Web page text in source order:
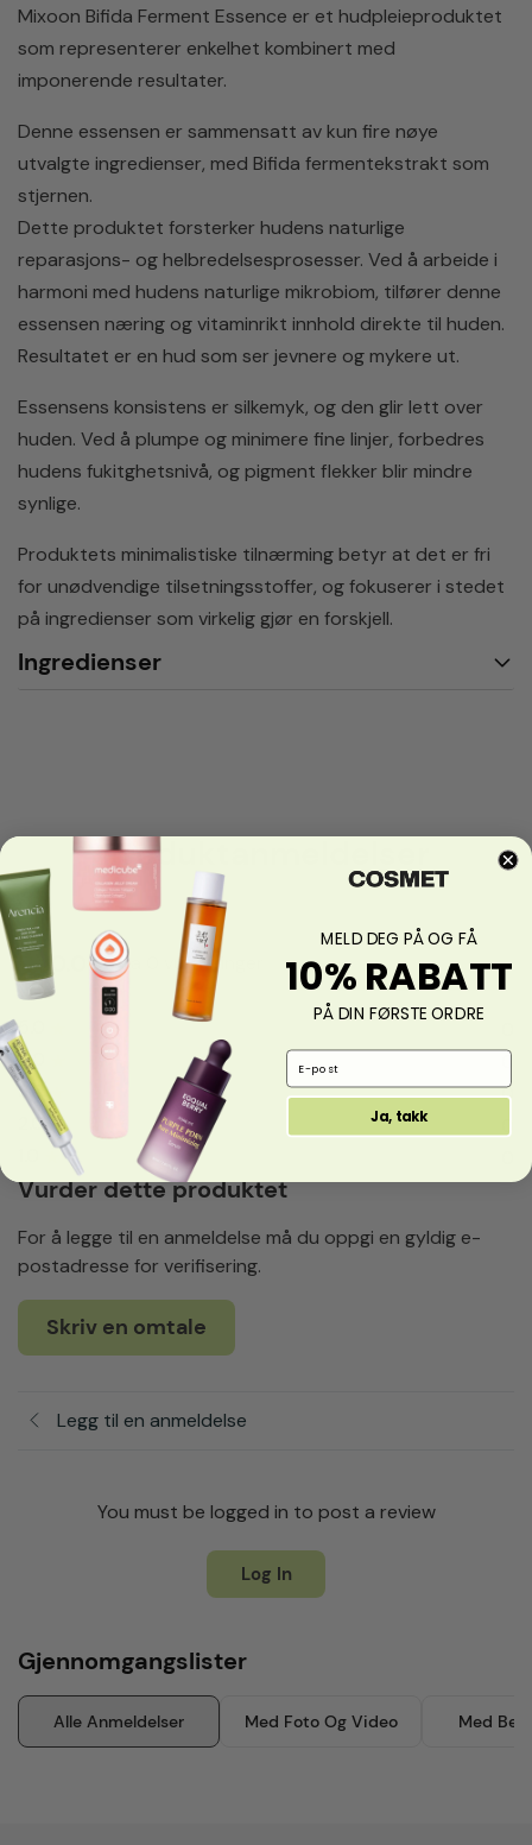
Mixoon Bifida Ferment Essence er et hudpleieproduktet
som representerer enkelhet kombinert med
imponerende resultater.
Denne essensen er sammensatt av kun fire nøye
utvalgte ingredienser, med Bifida fermentekstrakt som
stjernen.
Dette produktet forsterker hudens naturlige
reparasjons- og helbredelsesprosesser. Ved å arbeide i
harmoni med hudens naturlige mikrobiom, tilfører denne
essensen næring og vitaminrikt innhold direkte til huden.
Resultatet er en hud som ser jevnere og mykere ut.
Essensens konsistens er silkemyk, og den glir lett over
huden. Ved å plumpe og minimere fine linjer, forbedres
hudens fukitghetsnivå, og pigment flekker blir mindre
synlige.
Produktets minimalistiske tilnærming betyr at det er fri
for unødvendige tilsetningsstoffer, og fokuserer i stedet
på ingredienser som virkelig gjør en forskjell.
Ingredienser
Produktanmeldelser
0.0 fra 0 vurderinger
5.0
4.0
0
3.0★
0
2.0★
★
Vurder dette produktet
For å legge til en anmeldelse må du oppgi en gyldig e-
postadresse for verifisering.
Skriv en omtale
Legg til en anmeldelse
You must be logged in to post a review
Log In
Gjennomgangslister
Alle Anmeldelser Med Foto Og Video Med
MELD DEG PÅ OG FÅ
10% RABATT
PÅ DIN FØRSTE ORDRE
Email Address
Ja, takk